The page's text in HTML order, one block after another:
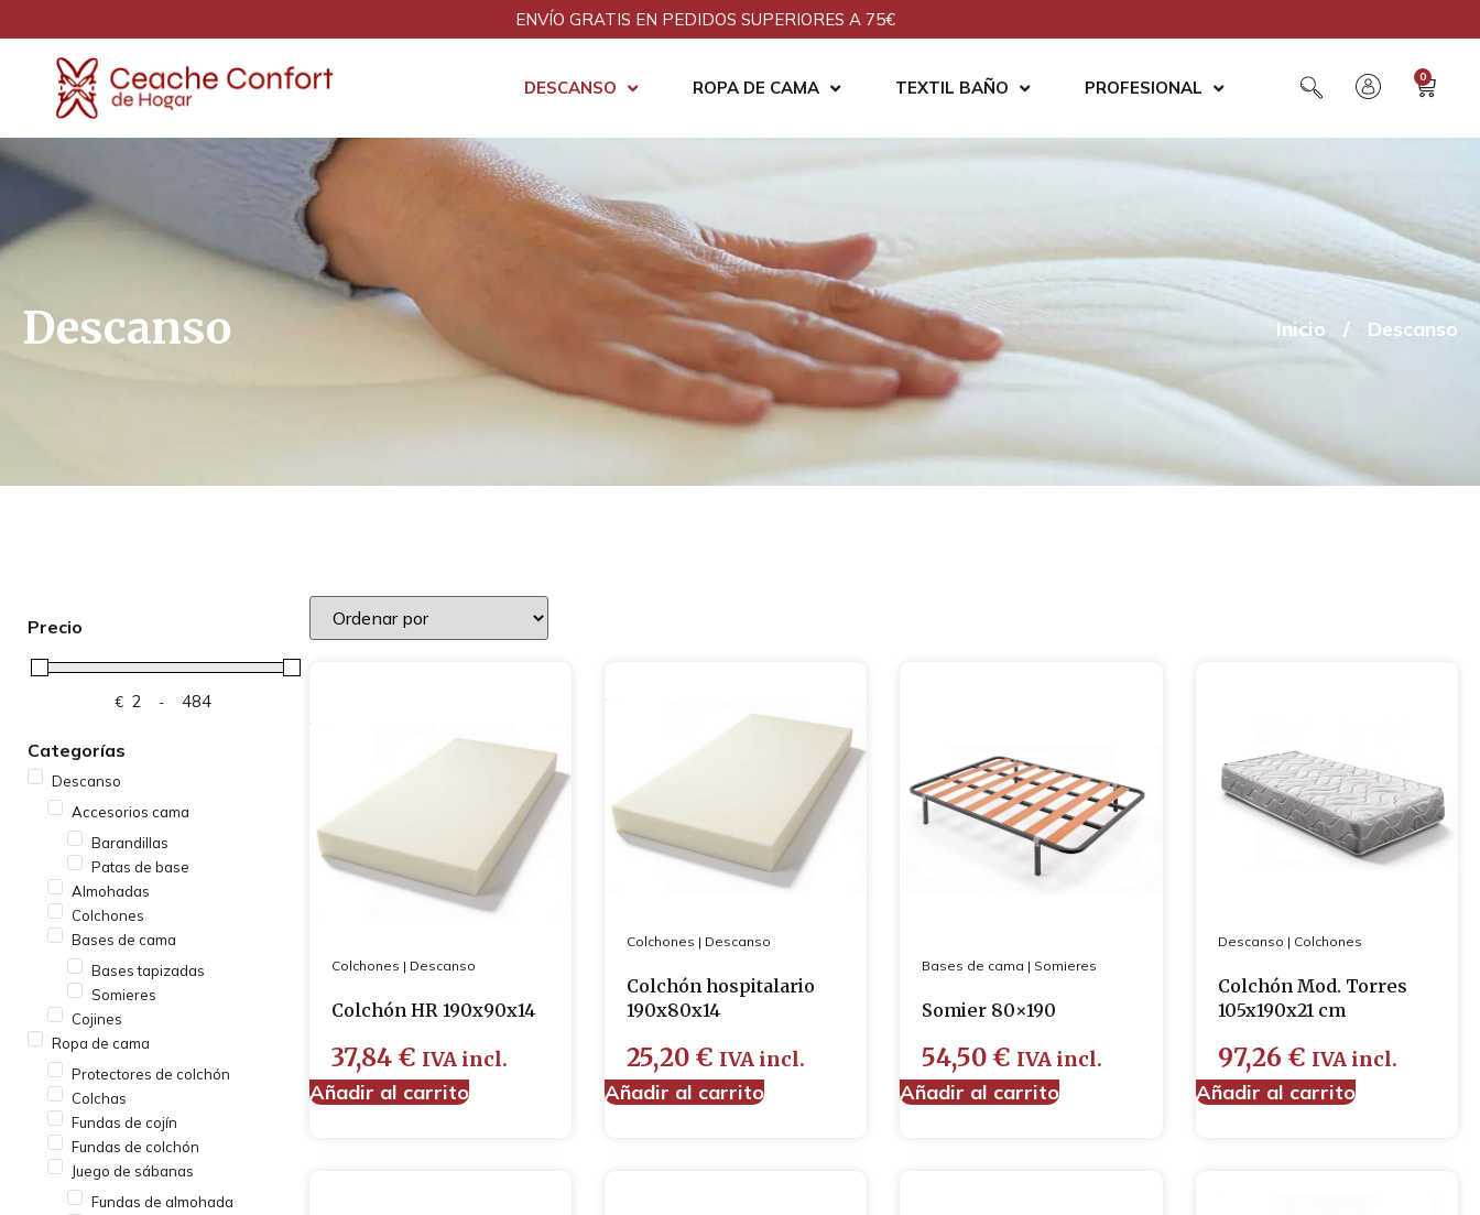
ENVÍO GRATIS EN PEDIDOS SUPERIORES A 75€
DESCANSO ROPA DE CAMA TEXTIL BAÑO PROFESIONAL
0
Descanso Inicio / Descanso
Precio
€
Minimum Price
-
Maximum Price
Categorías
Descanso
Accesorios cama
Barandillas
Patas de base
Almohadas
Colchones
Bases de cama
Bases tapizadas
Somieres
Cojines
Ropa de cama
Protectores de colchón
Colchas
Fundas de cojín
Fundas de colchón
Juego de sábanas
Fundas de almohada
Colchones | Descanso
Colchón HR 190x90x14
37,84 € IVA incl.
Añadir al carrito
Colchones | Descanso
Colchón hospitalario
190x80x14
25,20 € IVA incl.
Añadir al carrito
Bases de cama | Somieres
Somier 80×190
54,50 € IVA incl.
Añadir al carrito
Descanso | Colchones
Colchón Mod. Torres
105x190x21 cm
97,26 € IVA incl.
Añadir al carrito